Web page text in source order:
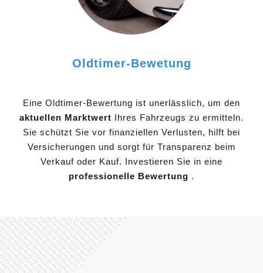
Oldtimer-Bewetung
Eine Oldtimer-Bewertung ist unerlässlich, um den
aktuellen Marktwert Ihres Fahrzeugs zu ermitteln.
Sie schützt Sie vor finanziellen Verlusten, hilft bei
Versicherungen und sorgt für Transparenz beim
Verkauf oder Kauf. Investieren Sie in eine
professionelle Bewertung .